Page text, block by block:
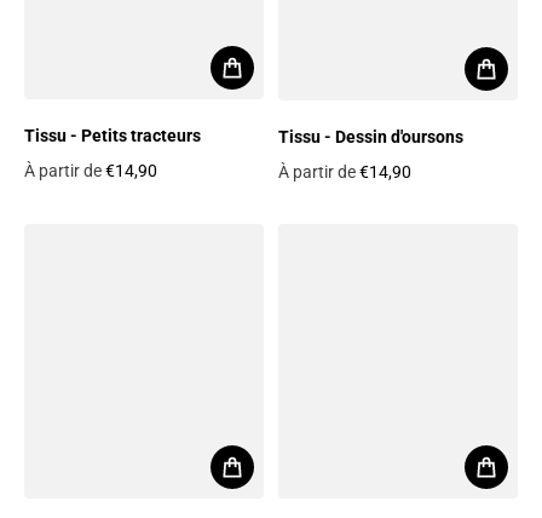
Tissu - Petits tracteurs
À partir de€14,90
Tissu - Dessin d'oursons
À partir de€14,90